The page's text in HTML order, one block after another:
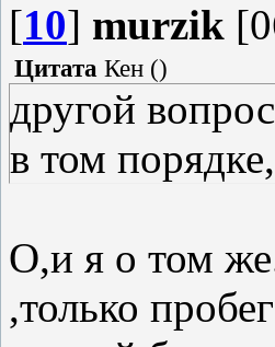
[10] murzik
Цитата Кен ()
другой
в том
О,и я о том же.
,только